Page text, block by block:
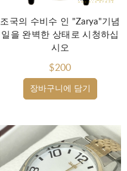
장바구니에 담기
조국의 수비수 인 "Zarya"기념
일을 완벽한 상태로 시청하십
시오
$200